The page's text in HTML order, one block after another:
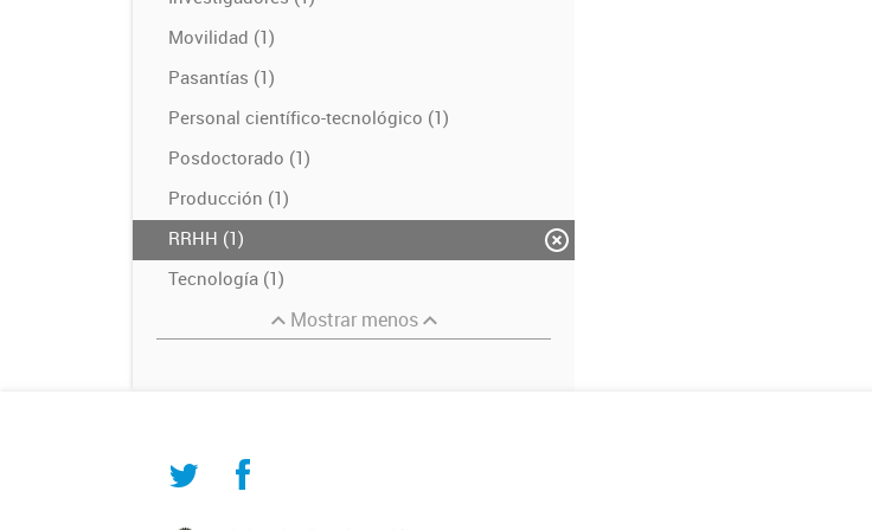
Movilidad (1)
Pasantías (1)
Personal científico-tecnológico (1)
Posdoctorado (1)
Producción (1)
RRHH (1)
Tecnología (1)
Mostrar menos